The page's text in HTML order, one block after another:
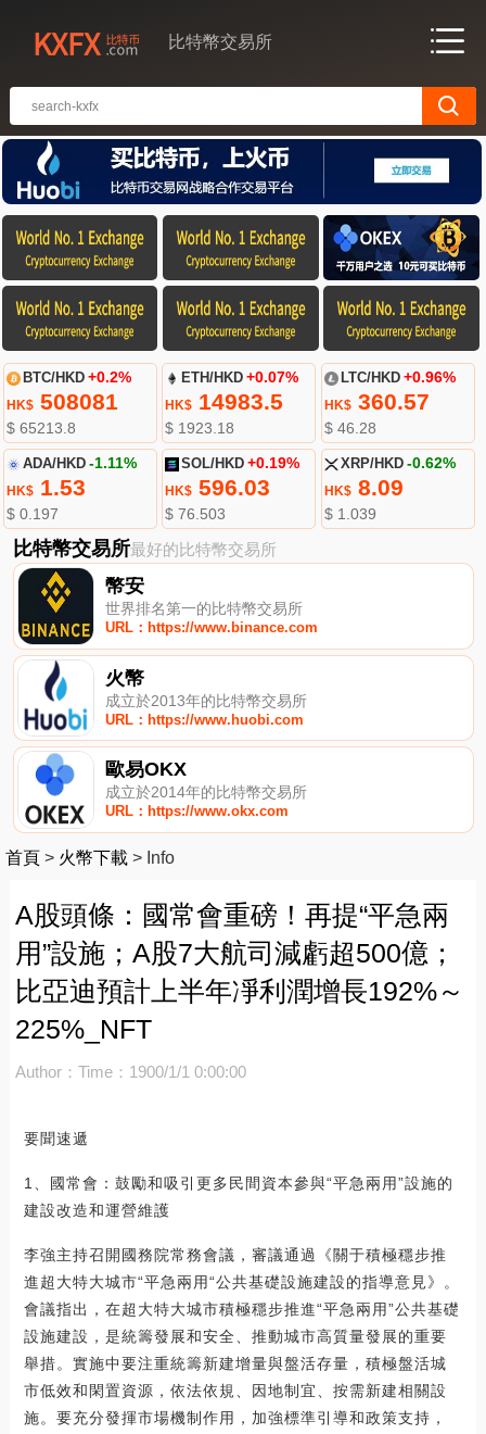
比特幣交易所
BTC/HKD +0.2%
HK$508081
$ 65213.8
ETH/HKD +0.07%
HK$ 14983.5
$ 1923.18
LTC/HKD +0.96%
HK$360.57
$ 46.28
ADA/HKD -1.11%
HK$1.53
$ 0.197
SOL/HKD +0.19%
HK$ 596.03
$ 76.503
XRP/HKD -0.62%
HK$8.09
$ 1.039
比特幣交易所最好的比特幣交易所
幣安
世界排名第一的比特幣交易所
URL：https://www.binance.com
火幣
成立於2013年的比特幣交易所
URL：https://www.huobi.com
歐易OKX
成立於2014年的比特幣交易所
URL：https://www.okx.com
首頁 > 火幣下載 > Info
A股頭條：國常會重磅！再提“平急兩
用”設施；A股7大航司減虧超500億；
比亞迪預計上半年凈利潤增長192%～
225%_NFT
Author： Time：1900/1/1 0:00:00
要聞速遞
1、國常會：鼓勵和吸引更多民間資本參與“平急兩用”設施的
建設改造和運營維護
李強主持召開國務院常務會議，審議通過《關于積極穩步推
進超大特大城市“平急兩用“公共基礎設施建設的指導意見》。
會議指出，在超大特大城市積極穩步推進“平急兩用”公共基礎
設施建設，是統籌發展和安全、推動城市高質量發展的重要
舉措。實施中要注重統籌新建增量與盤活存量，積極盤活城
市低效和閑置資源，依法依規、因地制宜、按需新建相關設
施。要充分發揮市場機制作用，加強標準引導和政策支持，